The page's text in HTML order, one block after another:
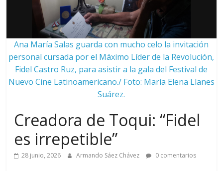
Ana María Salas guarda con mucho celo la invitación
personal cursada por el Máximo Líder de la Revolución,
Fidel Castro Ruz, para asistir a la gala del Festival de
Nuevo Cine Latinoamericano./ Foto: María Elena Llanes
Suárez.
Creadora de Toqui: “Fidel
es irrepetible”
28 junio, 2026 Armando Sáez Chávez 0 comentarios